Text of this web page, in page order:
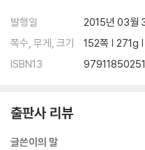
발행일
2015년 03월
쪽수, 무게, 크기
152쪽 | 271g
ISBN13
출판사 리뷰
글쓴이의 말